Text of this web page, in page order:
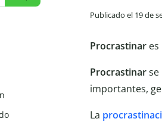
Publicado el 19 de
Procrastinar es
Procrastinarse
importantes,
La